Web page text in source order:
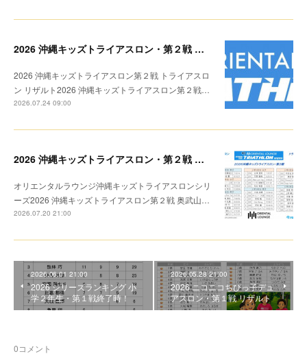
2026 沖縄キッズトライアスロン・第２戦 リザルト
2026 沖縄キッズトライアスロン第２戦 トライアスロ
ン リザルト2026 沖縄キッズトライアスロン第２戦…
2026.07.24 09:00
2026 沖縄キッズトライアスロン・第２戦 トライアスロン リザルト
オリエンタルラウンジ沖縄キッズトライアスロンシリ
ーズ2026 沖縄キッズトライアスロン第２戦 奥武山…
2026.07.20 21:00
2026.06.01 21:00
2026 シリーズランキング 小
学２年生・第１戦終了時！
2026.05.28 21:00
2026 ニコニコちびっ子デュ
アスロン・第１戦 リザルト
0コメント